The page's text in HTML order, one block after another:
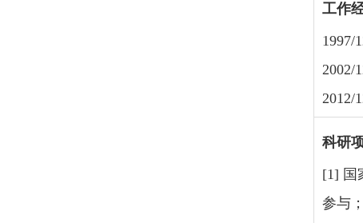
工作
1997/
2002/
2012/
科研
[1] 国
参与；